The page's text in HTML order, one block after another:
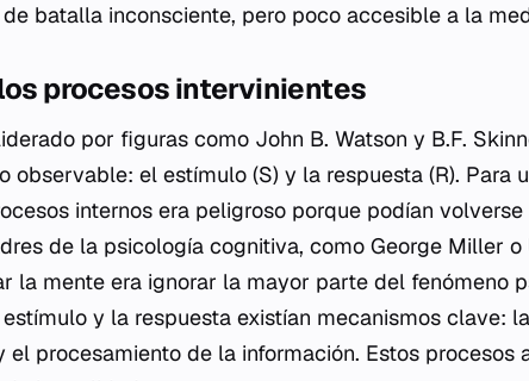
batalla inconsciente, pero poco accesible a la
procesos intervinientes
por figuras como John B. Watson y B.F.
observable: el estímulo (S) y la respuesta (R). Para
internos era peligroso porque podían
de la psicología cognitiva, como George Miller o
la mente era ignorar la mayor parte del fenómeno
y la respuesta existían mecanismos clave:
el procesamiento de la información. Estos procesos